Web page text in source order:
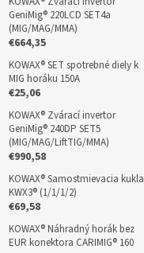
GeniMig® 220LCD SET4a
(MIG/MAG/MMA)
€664,35
KOWAX® SET spotrebné diely k
MIG horáku 150A
€25,06
KOWAX® Zvárací invertor
GeniMig® 240DP SET5
(MIG/MAG/LiftTIG/MMA)
€990,58
KOWAX® Samostmievacia kukla
KWX3® (1/1/1/2)
€69,58
KOWAX® Náhradný horák bez
EUR konektora CARIMIG® 160